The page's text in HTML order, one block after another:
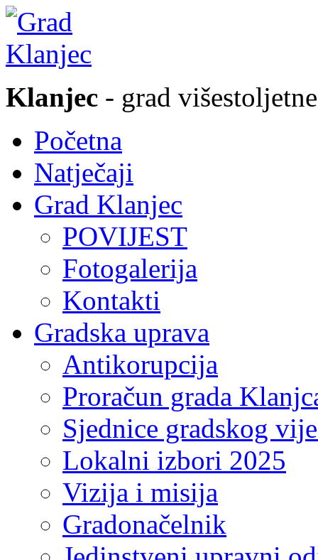
Klanjec - grad
Početna
Natječaji
Grad Klanjec
POVIJEST
Fotogalerija
Kontakti
Gradska uprava
Antikorupcija
Proračun grada
Sjednice gradskog
Lokalni izbori 2025
Vizija i misija
Gradonačelnik